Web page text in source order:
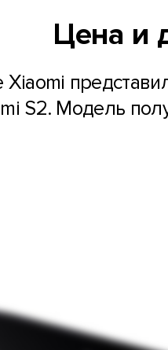
Цена и
Xiaomi
S2. Модель